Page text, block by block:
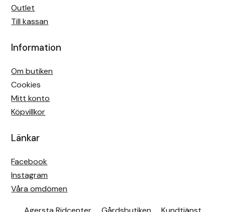
Outlet
Till kassan
Information
Om butiken
Cookies
Mitt konto
Köpvillkor
Länkar
Facebook
Instagram
Våra omdömen